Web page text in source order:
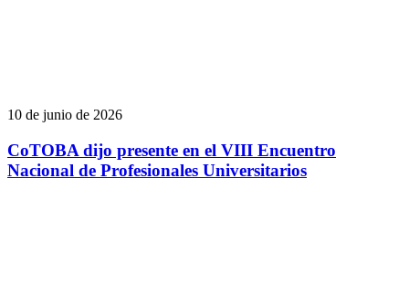
10 de junio de 2026
CoTOBA dijo presente en el VIII Encuentro
Nacional de Profesionales Universitarios